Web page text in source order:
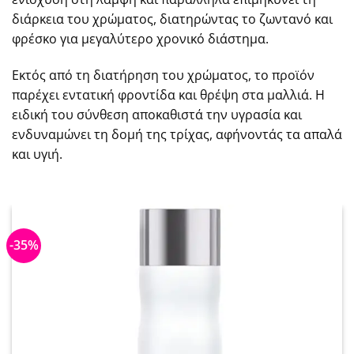
διάρκεια του χρώματος, διατηρώντας το ζωντανό και
φρέσκο για μεγαλύτερο χρονικό διάστημα.
Εκτός από τη διατήρηση του χρώματος, το προϊόν
παρέχει εντατική φροντίδα και θρέψη στα μαλλιά. Η
ειδική του σύνθεση αποκαθιστά την υγρασία και
ενδυναμώνει τη δομή της τρίχας, αφήνοντάς τα απαλά
και υγιή.
-35%